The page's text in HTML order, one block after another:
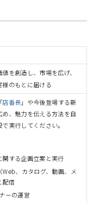
を創造し、市場を広げ、
のもとに届ける
店番長」や今後登場する新
、魅力を伝える方法を自
実行してください。
関する企画立案と実行
、カタログ、動画、メ
配信
ーの運営